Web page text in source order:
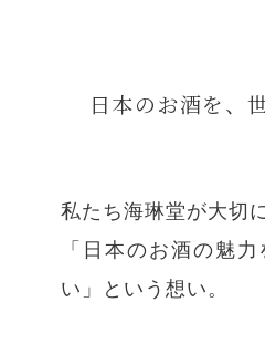
日本のお酒を、
私たち海琳堂が大切
「日本のお酒の魅
い」という想い。